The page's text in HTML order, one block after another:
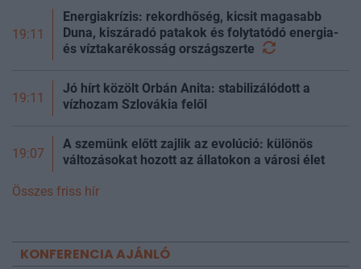
19:11
Energiakrízis: rekordhőség, kicsit magasabb
Duna, kiszáradó patakok és folytatódó energia-
és víztakarékosság országszerte
19:11
Jó hírt közölt Orbán Anita: stabilizálódott a
vízhozam Szlovákia felől
19:07
A szemünk előtt zajlik az evolúció: különös
változásokat hozott az állatokon a városi élet
Összes friss hír
KONFERENCIA AJÁNLÓ